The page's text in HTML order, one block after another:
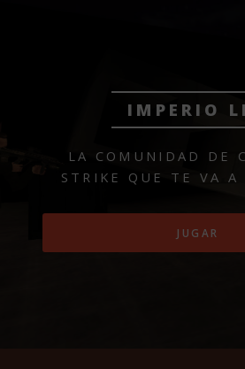
IMPERIO
LA COMUNIDAD DE
STRIKE QUE
TE VA A
JUGAR